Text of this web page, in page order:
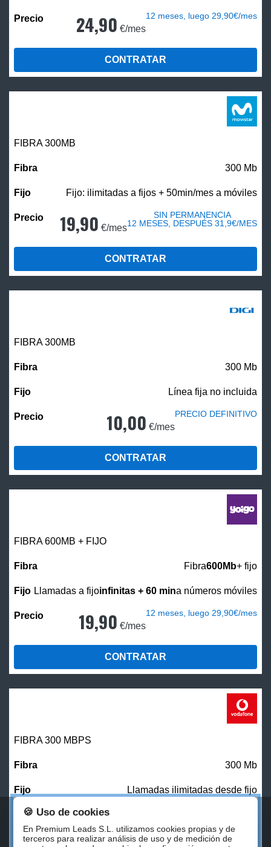
24,90 €/mes
12 meses, luego 29,90€/mes
CONTRATAR
FIBRA 300MB
300 Mb
Fijo: ilimitadas a fijos + 50min/mes a móviles
19,90 €/mes
SIN PERMANENCIA
12 MESES, DESPUÉS 31,9€/MES
CONTRATAR
FIBRA 300MB
300 Mb
Línea fija no incluida
10,00 €/mes
PRECIO DEFINITIVO
CONTRATAR
FIBRA 600MB + FIJO
Fibra600Mb+ fijo
Llamadas a fijoinfinitas + 60 mina números móviles
19,90 €/mes
12 meses, luego 29,90€/mes
CONTRATAR
FIBRA 300 MBPS
300 Mb
Llamadas ilimitadas desde fijo
27,00 €/mes
🍪 Uso de cookies
En Premium Leads S.L. utilizamos cookies propias y de
terceros para realizar análisis de uso y de medición de